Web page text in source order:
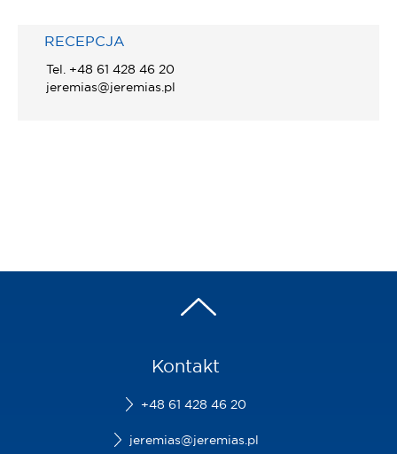
RECEPCJA
Tel. +48 61 428 46 20
jeremias@jeremias.pl
Kontakt
+48 61 428 46 20
jeremias@jeremias.pl